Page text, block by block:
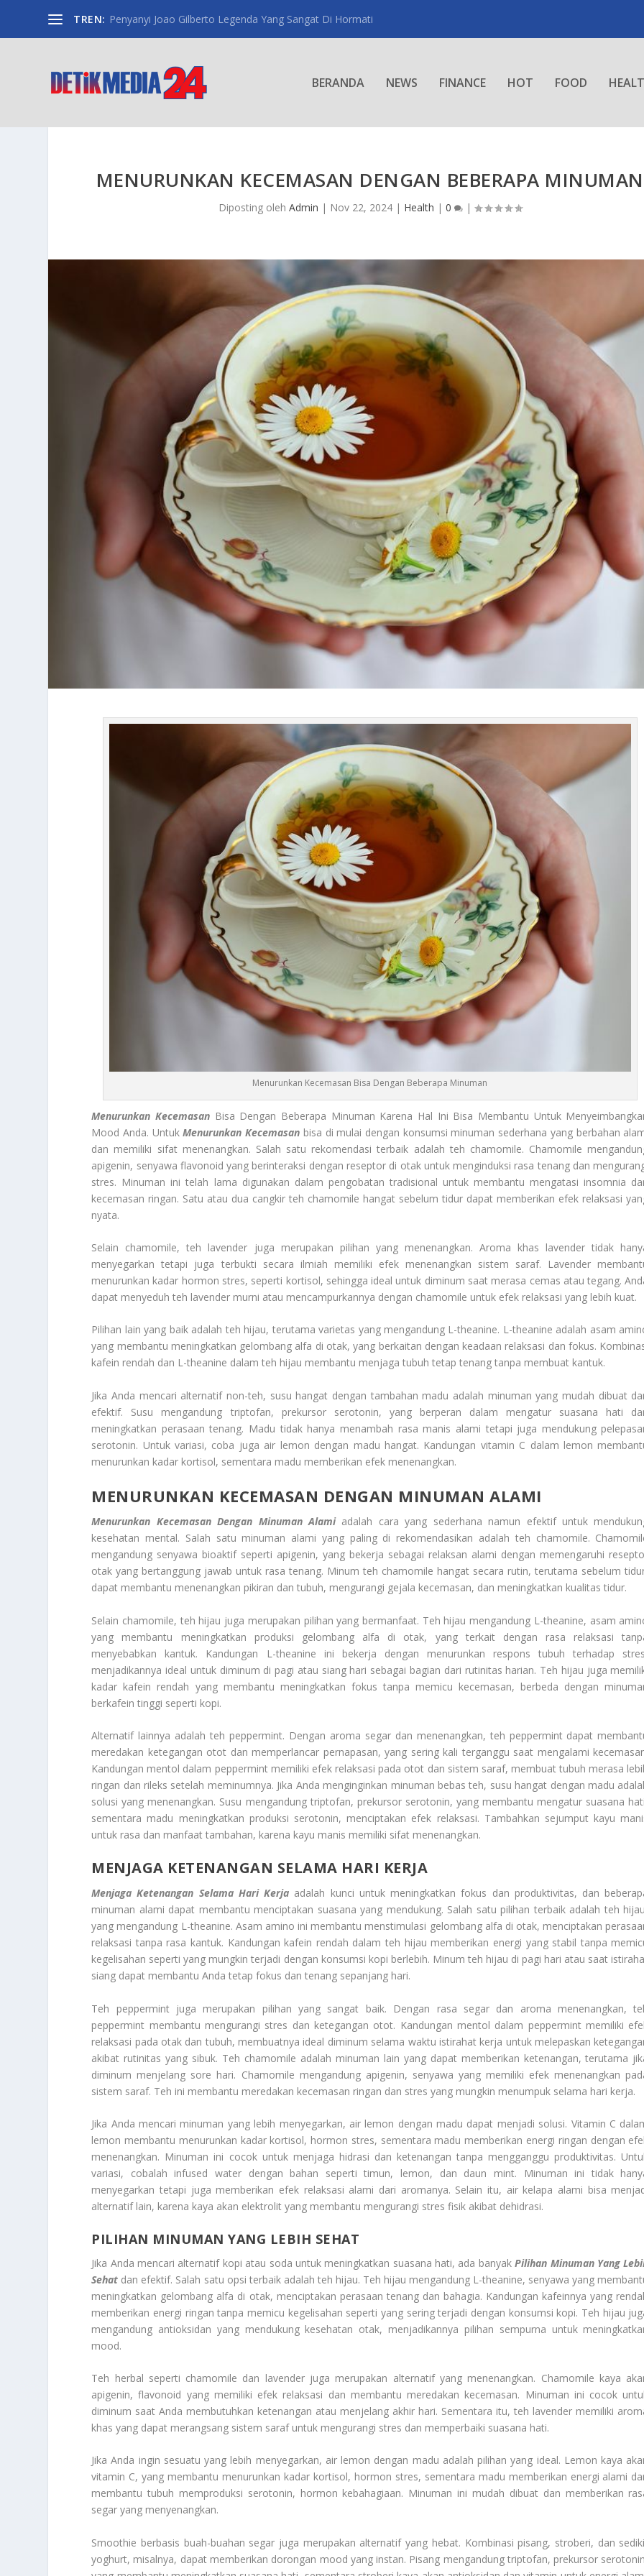
TREN: Penyanyi Joao Gilberto Legenda Yang Sangat Di Hormati
BERANDA NEWS FINANCE HOT FOOD
MENURUNKAN KECEMASAN DENGAN BEBERAPA MINUMAN
Diposting oleh Admin | Nov 22, 2024| Health | 0 |
Menurunkan Kecemasan Bisa Dengan Beberapa Minuman
Menurunkan KecemasanBisa Dengan Beberapa Minuman Karena Hal Ini Bisa Membantu Untuk
Mood Anda. UntukMenurunkan Kecemasan bisa di mulai dengan konsumsi minuman sederhana yang berbahan
dan memiliki sifat menenangkan. Salah satu rekomendasi terbaik adalah teh chamomile. Chamomile
apigenin, senyawa flavonoid yang berinteraksi dengan reseptor di otak untuk menginduksi rasa tenang dan
stres. Minuman ini telah lama digunakan dalam pengobatan tradisional untuk membantu mengatasi insomnia
kecemasan ringan. Satu atau dua cangkir teh chamomile hangat sebelum tidur dapat memberikan efek relaksasi
nyata.
Selain chamomile, teh lavender juga merupakan pilihan yang menenangkan. Aroma khas lavender tidak
menyegarkan tetapi juga terbukti secara ilmiah memiliki efek menenangkan sistem saraf. Lavender
menurunkan kadar hormon stres, seperti kortisol, sehingga ideal untuk diminum saat merasa cemas atau tegang.
dapat menyeduh teh lavender murni atau mencampurkannya dengan chamomile untuk efek relaksasi yang lebih kuat.
Pilihan lain yang baik adalah teh hijau, terutama varietas yang mengandung L-theanine. L-theanine adalah asam
yang membantu meningkatkan gelombang alfa di otak, yang berkaitan dengan keadaan relaksasi dan fokus.
kafein rendah dan L-theanine dalam teh hijau membantu menjaga tubuh tetap tenang tanpa membuat kantuk.
Jika Anda mencari alternatif non-teh, susu hangat dengan tambahan madu adalah minuman yang mudah dibuat
efektif. Susu mengandung triptofan, prekursor serotonin, yang berperan dalam mengatur suasana hati
meningkatkan perasaan tenang. Madu tidak hanya menambah rasa manis alami tetapi juga mendukung
serotonin. Untuk variasi, coba juga air lemon dengan madu hangat. Kandungan vitamin C dalam lemon
menurunkan kadar kortisol, sementara madu memberikan efek menenangkan.
MENURUNKAN KECEMASAN DENGAN MINUMAN ALAMI
Menurunkan Kecemasan Dengan Minuman Alamiadalah cara yang sederhana namun efektif untuk
kesehatan mental. Salah satu minuman alami yang paling di rekomendasikan adalah teh chamomile.
mengandung senyawa bioaktif seperti apigenin, yang bekerja sebagai relaksan alami dengan memengaruhi
otak yang bertanggung jawab untuk rasa tenang. Minum teh chamomile hangat secara rutin, terutama sebelum
dapat membantu menenangkan pikiran dan tubuh, mengurangi gejala kecemasan, dan meningkatkan kualitas tidur.
Selain chamomile, teh hijau juga merupakan pilihan yang bermanfaat. Teh hijau mengandung L-theanine, asam
yang membantu meningkatkan produksi gelombang alfa di otak, yang terkait dengan rasa relaksasi
menyebabkan kantuk. Kandungan L-theanine ini bekerja dengan menurunkan respons tubuh terhadap
menjadikannya ideal untuk diminum di pagi atau siang hari sebagai bagian dari rutinitas harian. Teh hijau juga
kadar kafein rendah yang membantu meningkatkan fokus tanpa memicu kecemasan, berbeda dengan
berkafein tinggi seperti kopi.
Alternatif lainnya adalah teh peppermint. Dengan aroma segar dan menenangkan, teh peppermint dapat
meredakan ketegangan otot dan memperlancar pernapasan, yang sering kali terganggu saat mengalami
Kandungan mentol dalam peppermint memiliki efek relaksasi pada otot dan sistem saraf, membuat tubuh merasa
ringan dan rileks setelah meminumnya. Jika Anda menginginkan minuman bebas teh, susu hangat dengan madu
solusi yang menenangkan. Susu mengandung triptofan, prekursor serotonin, yang membantu mengatur suasana
sementara madu meningkatkan produksi serotonin, menciptakan efek relaksasi. Tambahkan sejumput kayu
untuk rasa dan manfaat tambahan, karena kayu manis memiliki sifat menenangkan.
MENJAGA KETENANGAN SELAMA HARI KERJA
Menjaga Ketenangan Selama Hari Kerja adalah kunci untuk meningkatkan fokus dan produktivitas, dan
minuman alami dapat membantu menciptakan suasana yang mendukung. Salah satu pilihan terbaik adalah teh
yang mengandung L-theanine. Asam amino ini membantu menstimulasi gelombang alfa di otak, menciptakan
relaksasi tanpa rasa kantuk. Kandungan kafein rendah dalam teh hijau memberikan energi yang stabil tanpa
kegelisahan seperti yang mungkin terjadi dengan konsumsi kopi berlebih. Minum teh hijau di pagi hari atau saat
siang dapat membantu Anda tetap fokus dan tenang sepanjang hari.
Teh peppermint juga merupakan pilihan yang sangat baik. Dengan rasa segar dan aroma menenangkan,
peppermint membantu mengurangi stres dan ketegangan otot. Kandungan mentol dalam peppermint memiliki
relaksasi pada otak dan tubuh, membuatnya ideal diminum selama waktu istirahat kerja untuk melepaskan
akibat rutinitas yang sibuk. Teh chamomile adalah minuman lain yang dapat memberikan ketenangan, terutama
diminum menjelang sore hari. Chamomile mengandung apigenin, senyawa yang memiliki efek menenangkan
sistem saraf. Teh ini membantu meredakan kecemasan ringan dan stres yang mungkin menumpuk selama hari kerja.
Jika Anda mencari minuman yang lebih menyegarkan, air lemon dengan madu dapat menjadi solusi. Vitamin C
lemon membantu menurunkan kadar kortisol, hormon stres, sementara madu memberikan energi ringan dengan
menenangkan. Minuman ini cocok untuk menjaga hidrasi dan ketenangan tanpa mengganggu produktivitas.
variasi, cobalah infused water dengan bahan seperti timun, lemon, dan daun mint. Minuman ini tidak
menyegarkan tetapi juga memberikan efek relaksasi alami dari aromanya. Selain itu, air kelapa alami bisa
alternatif lain, karena kaya akan elektrolit yang membantu mengurangi stres fisik akibat dehidrasi.
PILIHAN MINUMAN YANG LEBIH SEHAT
Jika Anda mencari alternatif kopi atau soda untuk meningkatkan suasana hati, ada banyakPilihan Minuman Yang
Sehat dan efektif. Salah satu opsi terbaik adalah teh hijau. Teh hijau mengandung L-theanine, senyawa yang
meningkatkan gelombang alfa di otak, menciptakan perasaan tenang dan bahagia. Kandungan kafeinnya yang
memberikan energi ringan tanpa memicu kegelisahan seperti yang sering terjadi dengan konsumsi kopi. Teh hijau
mengandung antioksidan yang mendukung kesehatan otak, menjadikannya pilihan sempurna untuk
mood.
Teh herbal seperti chamomile dan lavender juga merupakan alternatif yang menenangkan. Chamomile kaya
apigenin, flavonoid yang memiliki efek relaksasi dan membantu meredakan kecemasan. Minuman ini cocok
diminum saat Anda membutuhkan ketenangan atau menjelang akhir hari. Sementara itu, teh lavender memiliki
khas yang dapat merangsang sistem saraf untuk mengurangi stres dan memperbaiki suasana hati.
Jika Anda ingin sesuatu yang lebih menyegarkan, air lemon dengan madu adalah pilihan yang ideal. Lemon kaya
vitamin C, yang membantu menurunkan kadar kortisol, hormon stres, sementara madu memberikan energi alami
membantu tubuh memproduksi serotonin, hormon kebahagiaan. Minuman ini mudah dibuat dan memberikan
segar yang menyenangkan.
Smoothie berbasis buah-buahan segar juga merupakan alternatif yang hebat. Kombinasi pisang, stroberi, dan
yoghurt, misalnya, dapat memberikan dorongan mood yang instan. Pisang mengandung triptofan, prekursor